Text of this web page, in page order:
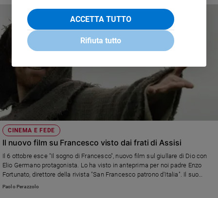
CINEMA E FEDE
Il nuovo film su Francesco visto dai frati di Assisi
Il 6 ottobre esce "Il sogno di Francesco", nuovo film sul giullare di Dio con
Elio Germano protagonista. Lo ha visto in anteprima per noi padre Enzo
Fortunato, direttore della rivista "San Francesco patrono d'Italia". Il suo
commento e l'intervista all'attore su "Famiglia Cristiana" in edicola da
Paolo Perazzolo
ACCETTA TUTTO
Rifiuta tutto